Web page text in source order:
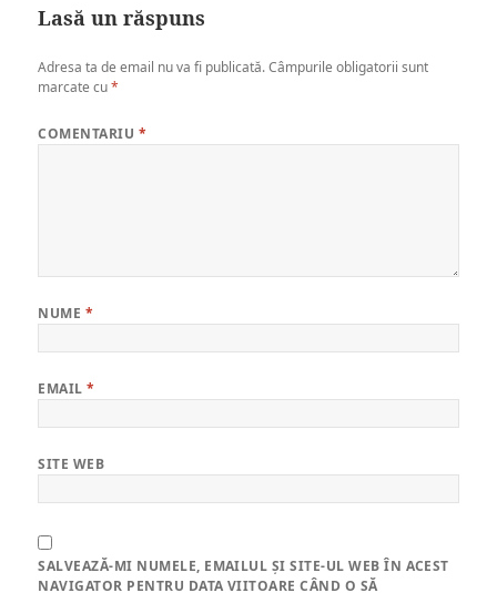
Lasă un răspuns
Adresa ta de email nu va fi publicată. Câmpurile obligatorii sunt
marcate cu*
COMENTARIU *
NUME *
EMAIL*
SITE WEB
SALVEAZĂ-MI NUMELE, EMAILUL ȘI SITE-UL WEB ÎN ACEST
NAVIGATOR PENTRU DATA VIITOARE CÂND O SĂ